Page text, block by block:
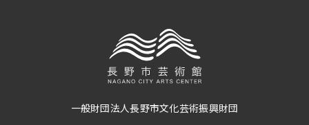
一般財団法人長野市文化芸術振興財団